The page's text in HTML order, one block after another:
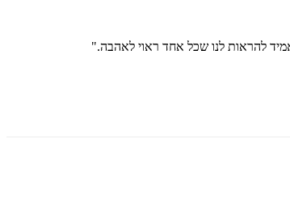
להראות לנו שכל אחד ראוי לאהבה."